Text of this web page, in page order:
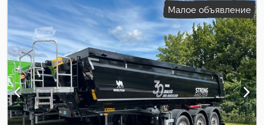
Малое объявление